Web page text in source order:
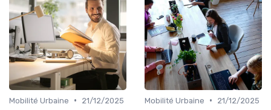
Mobilité Urbaine •
21/12/2025
Mobilité Urbaine •
21/12/2025